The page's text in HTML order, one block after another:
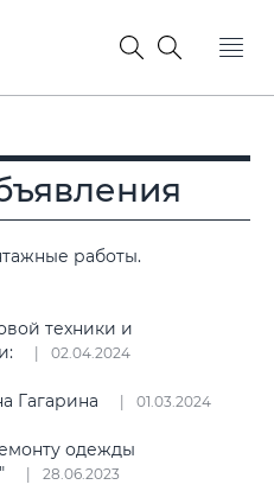
работы.
техники и
02.04.2024
Гагарина 01.03.2024
одежды
28.06.2023